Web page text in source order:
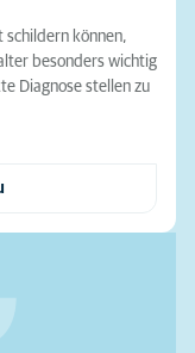
schildern können,
besonders wichtig
Diagnose stellen zu